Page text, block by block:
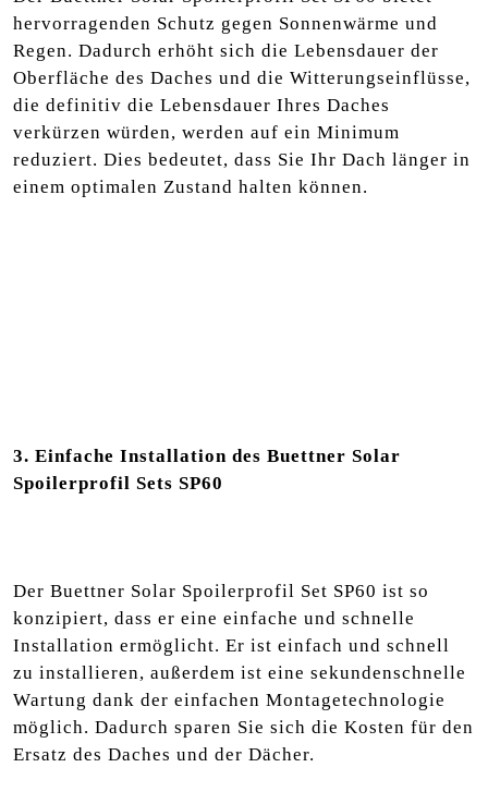
hervorragenden Schutz gegen Sonnenwärme und
Regen. Dadurch erhöht sich die Lebensdauer der
Oberfläche des Daches und die Witterungseinflüsse,
die definitiv die Lebensdauer Ihres Daches
verkürzen würden, werden auf ein Minimum
reduziert. Dies bedeutet, dass Sie Ihr Dach länger in
einem optimalen Zustand halten können.
3. Einfache Installation des Buettner Solar
Spoilerprofil Sets SP60
Der Buettner Solar Spoilerprofil Set SP60 ist so
konzipiert, dass er eine einfache und schnelle
Installation ermöglicht. Er ist einfach und schnell
zu installieren, außerdem ist eine sekundenschnelle
Wartung dank der einfachen Montagetechnologie
möglich. Dadurch sparen Sie sich die Kosten für den
Ersatz des Daches und der Dächer.